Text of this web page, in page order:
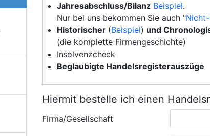
Jahresabschluss/Bilanz Beispiel.
Nur bei uns bekommen Sie auch "
Historischer (Beispiel) und
(die komplette Firmengeschichte)
Insolvenzcheck
Beglaubigte Handelsregisterauszüge
Hiermit bestelle ich einen
Firma/Gesellschaft